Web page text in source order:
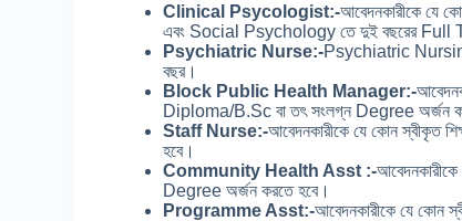
Clinical Psycologist:-আবেদনকারীকে যে
এবং Social Psychology তে দুই বছরের Full
Psychiatric Nurse:-Psychiatric Nursing
বছর।
Block Public Health Manager:-
Diploma/B.Sc বা তৎ সংলগ্ন Degree অর্জন
Staff Nurse:-আবেদনকারীকে যে কোন স্বীকৃত
হবে।
Community Health Asst :-
Degree অর্জন করতে হবে।
Programme Asst:-আবেদনকারীকে যে কোন